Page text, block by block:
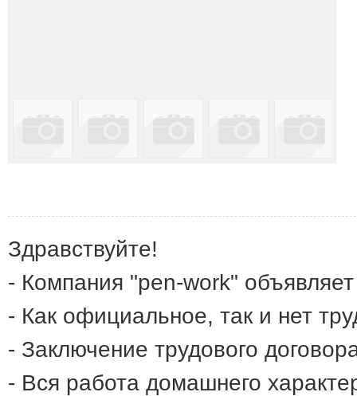
Здравствуйте!
- Компания "pen-work"
- Как официальное, так и нет
- Заключение трудового
- Вся работа домашнего